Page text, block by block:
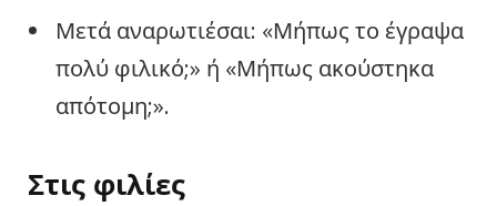
Μετά αναρωτιέσαι: «Μήπως το έγραψα
πολύ φιλικό;» ή «Μήπως ακούστηκα
απότομη;».
Στις φιλίες